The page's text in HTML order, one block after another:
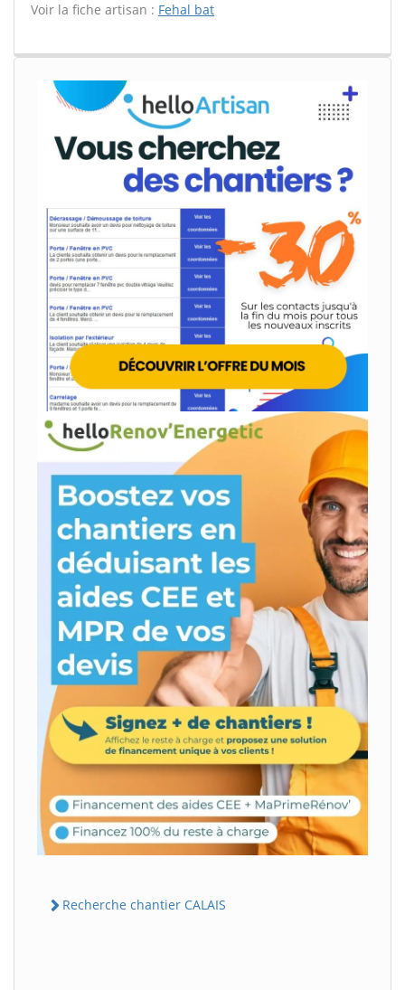
Voir la fiche artisan : Fehal bat
Recherche chantier CALAIS